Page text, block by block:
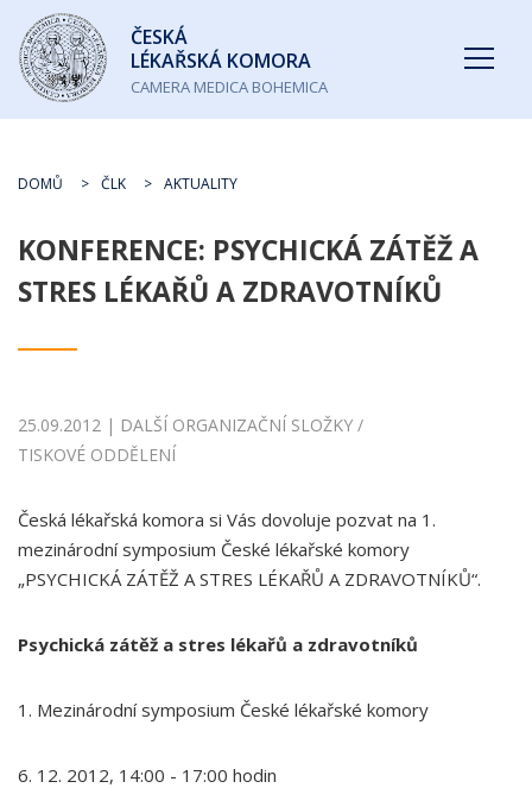
Česká
lékařská
komora
ČESKÁ
LÉKAŘSKÁ KOMORA
CAMERA MEDICA BOHEMICA
DOMŮ ČLK AKTUALITY
KONFERENCE: PSYCHICKÁ ZÁTĚŽ A
STRES LÉKAŘŮ A ZDRAVOTNÍKŮ
25.09.2012 | DALŠÍ ORGANIZAČNÍ SLOŽKY /
TISKOVÉ ODDĚLENÍ
Česká lékařská komora si Vás dovoluje pozvat na 1.
mezinárodní symposium České lékařské komory
„PSYCHICKÁ ZÁTĚŽ A STRES LÉKAŘŮ A ZDRAVOTNÍKŮ“.
Psychická zátěž a stres lékařů a zdravotníků
1. Mezinárodní symposium České lékařské komory
6. 12. 2012, 14:00 - 17:00 hodin